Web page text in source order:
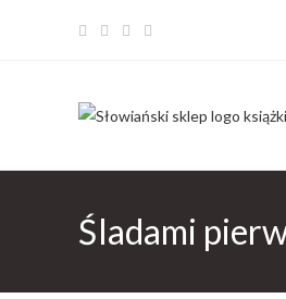
Śladami